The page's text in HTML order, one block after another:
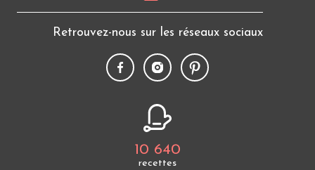
Retrouvez-nous sur les réseaux sociaux
10 640
recettes